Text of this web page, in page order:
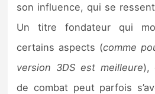
son influence, qui se
Un titre fondateur qui
certains aspects (comme
version 3DS est meilleure),
de combat peut parfois